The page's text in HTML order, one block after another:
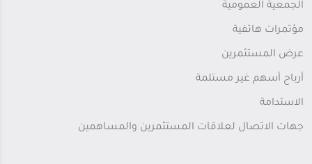
الجمعية العمومية
مؤتمرات هاتفية
عرض المستثمرين
أرباح أسهم غير مستلمة
الاستدامة
جهات الاتصال لعلاقات المستثمرين والمساهمين